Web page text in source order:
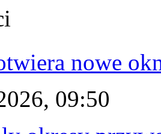
nowe
09:50